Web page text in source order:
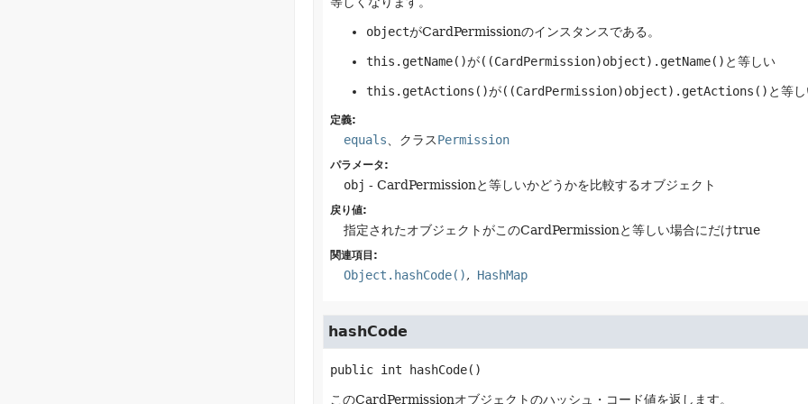
objectがCardPermissionのインスタンスである。
this.getName()が((CardPermission)object).getName() と等しい
this.getActions()が((CardPermission)object).getActions() と等
定義:
equals 、クラスPermission
パラメータ:
obj - CardPermissionと等しいかどうかを比較するオブジェクト
戻り値:
指定されたオブジェクトがこのCardPermissionと等しい場合にだけtrue
関連項目:
Object.hashCode() HashMap
hashCode
public int hashCode()
このCardPermissionオブジェクトのハッシュ・コード値を返します。